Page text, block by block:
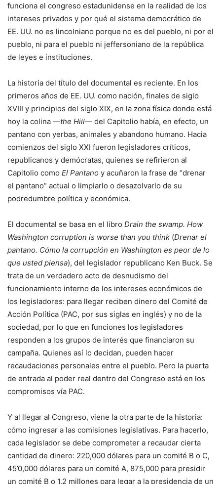
funciona el congreso estadunidense en la realidad de los
intereses privados y por qué el sistema democrático de
EE. UU. no es lincolniano porque no es del pueblo, ni por el
pueblo, ni para el pueblo ni jeffersoniano de la república
de leyes e instituciones.
La historia del título del documental es reciente. En los
primeros años de EE. UU. como nación, finales de siglo
XVIII y principios del siglo XIX, en la zona física donde está
hoy la colina —the Hill— del Capitolio había, en efecto, un
pantano con yerbas, animales y abandono humano. Hacia
comienzos del siglo XXI fueron legisladores críticos,
republicanos y demócratas, quienes se refirieron al
Capitolio como El Pantano y acuñaron la frase de “drenar
el pantano” actual o limpiarlo o desazolvarlo de su
podredumbre política y económica.
El documental se basa en el libro Drain the swamp. How
Washington corruption is worse than you think (Drenar el
pantano. Cómo la corrupción en Washington es peor de lo
que usted piensa), del legislador republicano Ken Buck. Se
trata de un verdadero acto de desnudismo del
funcionamiento interno de los intereses económicos de
los legisladores: para llegar reciben dinero del Comité de
Acción Política (PAC, por sus siglas en inglés) y no de la
sociedad, por lo que en funciones los legisladores
responden a los grupos de interés que financiaron su
campaña. Quienes así lo decidan, pueden hacer
recaudaciones personales entre el pueblo. Pero la puerta
de entrada al poder real dentro del Congreso está en los
compromisos vía PAC.
Y al llegar al Congreso, viene la otra parte de la historia:
cómo ingresar a las comisiones legislativas. Para hacerlo,
cada legislador se debe comprometer a recaudar cierta
cantidad de dinero: 220,000 dólares para un comité B o C,
45’0,000 dólares para un comité A, 875,000 para presidir
un comité B o 1.2 millones para legar a la presidencia de un